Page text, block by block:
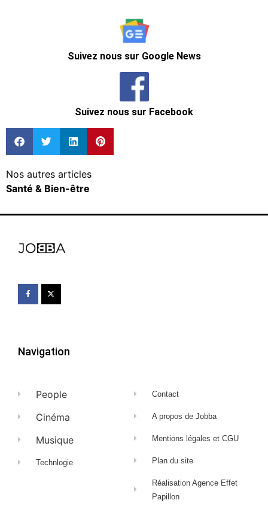
Suivez nous sur Google News
Suivez nous sur Facebook
Nos autres articles
Santé & Bien-être
Navigation
People
Cinéma
Musique
Technlogie
Contact
A propos de Jobba
Mentions légales et CGU
Plan du site
Réalisation Agence Effet
Papillon